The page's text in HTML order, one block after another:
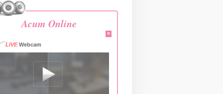
Acum Online
»
LIVEWebcam